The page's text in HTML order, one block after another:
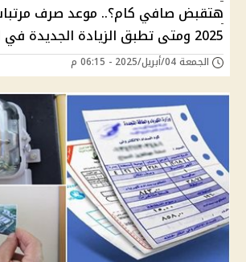
هتقبض صافي كام؟.. موعد صرف
2025 ومتى تطبق الزيادة الجديدة في الأجور
الجمعة 04/أبريل/2025 - 06:15 م